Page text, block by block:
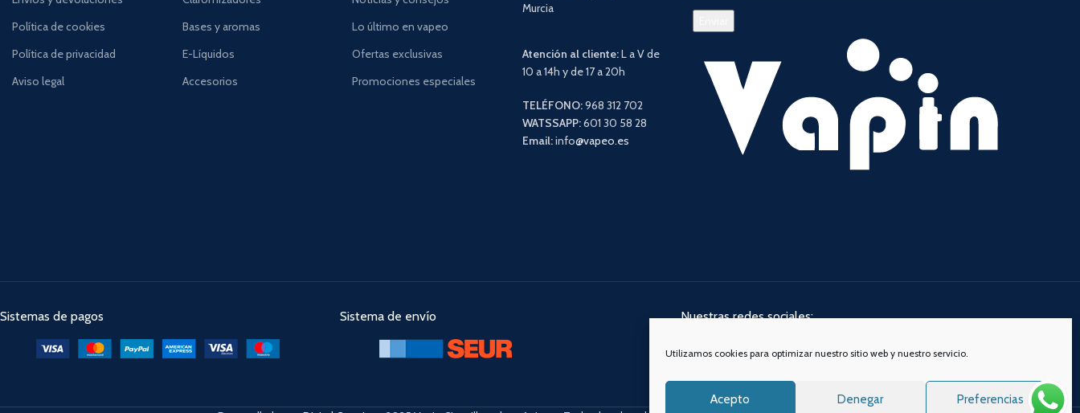
Utilizamos cookies para optimizar nuestro sitio web y nuestro servicio.
Acepto Denegar Preferencias
Política de cookies
Política de privacidad
Aviso legal
Bases y aromas
E-Líquidos
Accesorios
Lo último en vapeo
Ofertas exclusivas
Promociones especiales
Murcia
Atención al cliente:L a V de
10 a 14h y de 17 a 20h
TELÉFONO:968 312 702
WATSSAPP:601 30 58 28
Email:info@vapeo.es
Sistemas de pagos Sistema de envío Nuestras redes sociales: